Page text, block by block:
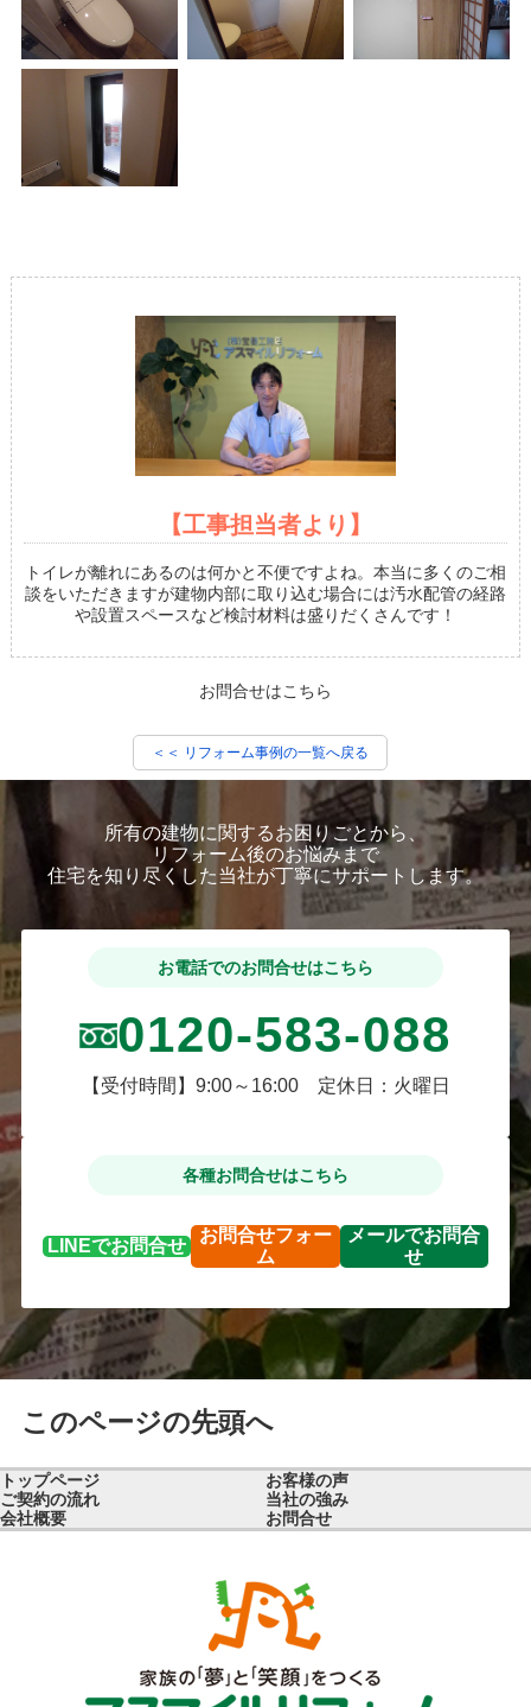
【工事担当者より】
トイレが離れにあるのは何かと不便ですよね。本当に多くのご相
談をいただきますが建物内部に取り込む場合には汚水配管の経路
や設置スペースなど検討材料は盛りだくさんです！
お問合せはこちら
＜＜ リフォーム事例の一覧へ戻る
所有の建物に関するお困りごとから、
リフォーム後のお悩みまで
住宅を知り尽くした当社が丁寧にサポートします。
お電話でのお問合せはこちら
0120-583-088
【受付時間】9:00～16:00 定休日：火曜日
各種お問合せはこちら
LINEでお問合せ
お問合せフォー
ム
メールでお問合
せ
このページの先頭へ
トップページ
お客様の声
ご契約の流れ
当社の強み
会社概要
お問合せ